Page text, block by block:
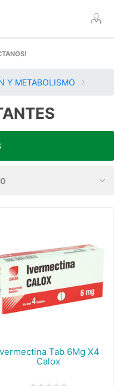
Y METABOLISMO
Tab 6Mg X4
Calox